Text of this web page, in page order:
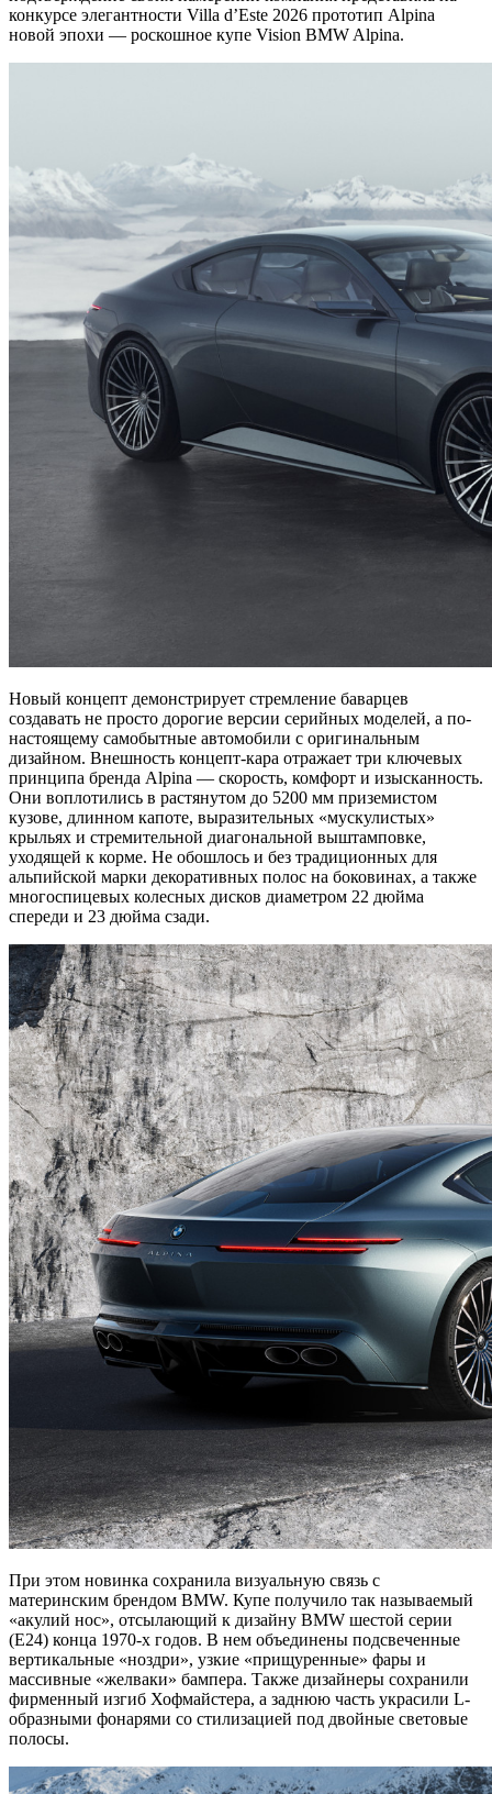
конкурсе элегантности Villa d’Este 2026 прототип Alpina
новой эпохи — роскошное купе Vision BMW Alpina.
Новый концепт демонстрирует стремление баварцев
создавать не просто дорогие версии серийных моделей, а по-
настоящему самобытные автомобили с оригинальным
дизайном. Внешность концепт-кара отражает три ключевых
принципа бренда Alpina — скорость, комфорт и изысканность.
Они воплотились в растянутом до 5200 мм приземистом
кузове, длинном капоте, выразительных «мускулистых»
крыльях и стремительной диагональной выштамповке,
уходящей к корме. Не обошлось и без традиционных для
альпийской марки декоративных полос на боковинах, а также
многоспицевых колесных дисков диаметром 22 дюйма
спереди и 23 дюйма сзади.
При этом новинка сохранила визуальную связь с
материнским брендом BMW. Купе получило так называемый
«акулий нос», отсылающий к дизайну BMW шестой серии
(E24) конца 1970-х годов. В нем объединены подсвеченные
вертикальные «ноздри», узкие «прищуренные» фары и
массивные «желваки» бампера. Также дизайнеры сохранили
фирменный изгиб Хофмайстера, а заднюю часть украсили L-
образными фонарями со стилизацией под двойные световые
полосы.